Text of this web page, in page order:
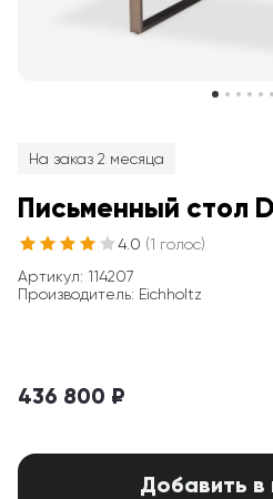
На заказ 2 месяца
Письменный стол
4.0 (1 голос)
Артикул: 114207
Производитель: Eichholtz
436 800 ₽
Добавить в